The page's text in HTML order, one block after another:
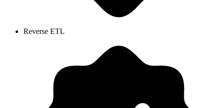
Reverse ETL